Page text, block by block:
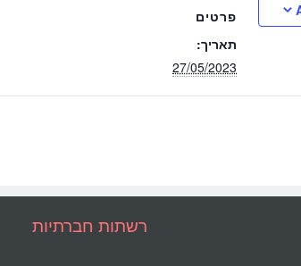
פרטים
תאריך:
27/05/2023
רשתות חברתיות